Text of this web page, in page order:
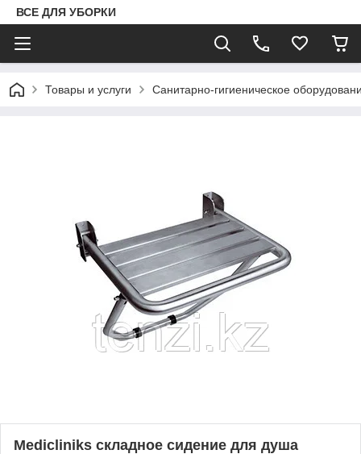
ВСЕ ДЛЯ УБОРКИ
Товары и услуги Санитарно-гигиеническое
Medicliniks складное сидение для душа